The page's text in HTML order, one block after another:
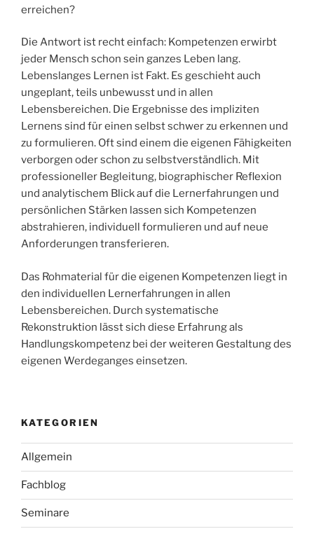
erreichen?
Die Antwort ist recht einfach: Kompetenzen erwirbt
jeder Mensch schon sein ganzes Leben lang.
Lebenslanges Lernen ist Fakt. Es geschieht auch
ungeplant, teils unbewusst und in allen
Lebensbereichen. Die Ergebnisse des impliziten
Lernens sind für einen selbst schwer zu erkennen und
zu formulieren. Oft sind einem die eigenen Fähigkeiten
verborgen oder schon zu selbstverständlich. Mit
professioneller Begleitung, biographischer Reflexion
und analytischem Blick auf die Lernerfahrungen und
persönlichen Stärken lassen sich Kompetenzen
abstrahieren, individuell formulieren und auf neue
Anforderungen transferieren.
Das Rohmaterial für die eigenen Kompetenzen liegt in
den individuellen Lernerfahrungen in allen
Lebensbereichen. Durch systematische
Rekonstruktion lässt sich diese Erfahrung als
Handlungskompetenz bei der weiteren Gestaltung des
eigenen Werdeganges einsetzen.
KATEGORIEN
Allgemein
Fachblog
Seminare